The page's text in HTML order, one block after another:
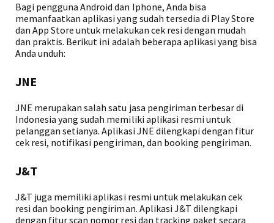
Bagi pengguna Android dan Iphone, Anda bisa
memanfaatkan aplikasi yang sudah tersedia di Play Store
dan App Store untuk melakukan cek resi dengan mudah
dan praktis. Berikut ini adalah beberapa aplikasi yang bisa
Anda unduh:
JNE
JNE merupakan salah satu jasa pengiriman terbesar di
Indonesia yang sudah memiliki aplikasi resmi untuk
pelanggan setianya. Aplikasi JNE dilengkapi dengan fitur
cek resi, notifikasi pengiriman, dan booking pengiriman.
J&T
J&T juga memiliki aplikasi resmi untuk melakukan cek
resi dan booking pengiriman. Aplikasi J&T dilengkapi
dengan fitur scan nomor resi dan tracking paket secara